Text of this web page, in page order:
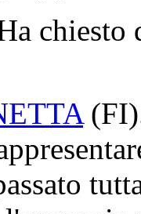
chiesto
(FI